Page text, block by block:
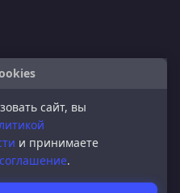
сайт, вы
и принимаете
.